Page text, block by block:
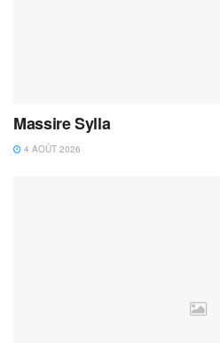
Massire Sylla
4 AOÛT 2026